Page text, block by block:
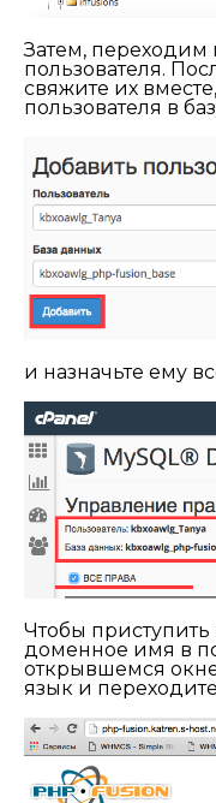
Затем, переходим
пользователя.
свяжите их
пользователя в
и назначьте ему
Чтобы приступить
доменное имя в
открывшемся
язык и